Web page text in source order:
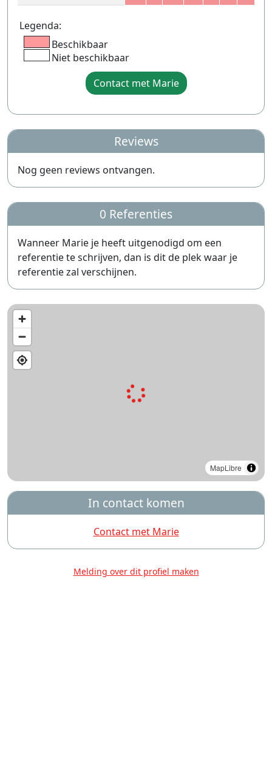
Legenda:
Beschikbaar
Niet beschikbaar
Contact met Marie
Reviews
Nog geen reviews ontvangen.
0 Referenties
Wanneer Marie je heeft uitgenodigd om een
referentie te schrijven, dan is dit de plek waar je
referentie zal verschijnen.
MapLibre
In contact komen
Contact met Marie
Melding over dit profiel maken